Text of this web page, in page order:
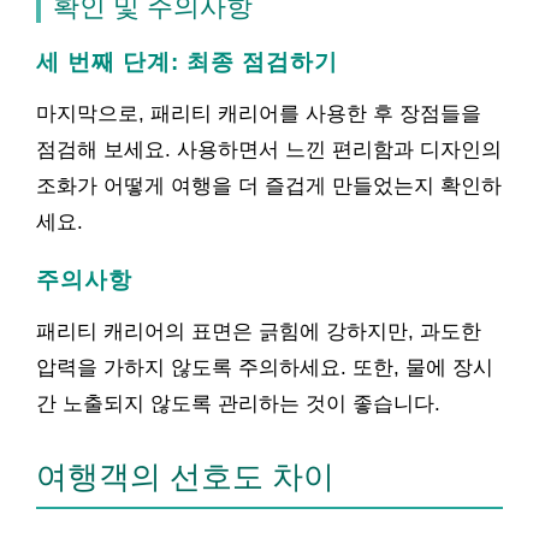
확인 및 주의사항
세 번째 단계: 최종 점검하기
마지막으로, 패리티 캐리어를 사용한 후 장점들을
점검해 보세요. 사용하면서 느낀 편리함과 디자인의
조화가 어떻게 여행을 더 즐겁게 만들었는지 확인하
세요.
주의사항
패리티 캐리어의 표면은 긁힘에 강하지만, 과도한
압력을 가하지 않도록 주의하세요. 또한, 물에 장시
간 노출되지 않도록 관리하는 것이 좋습니다.
여행객의 선호도 차이